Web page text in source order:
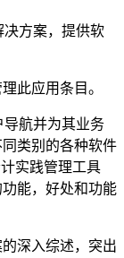
决方案，提供软
此应用条目。
导航并为其业务
类别的各种软件
实践管理工具
能，好处和功能
深入综述，突出